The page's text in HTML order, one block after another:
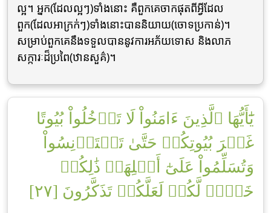
ល្អ។ អ្នក(ដែលល្អៗ)ទាំងនោះ គឺពួកគេចាកផុតពីអ្វីដែល
ពួក(ដែលអាក្រក់ៗ)ទាំងនោះបាននិយាយ(ចោទប្រកាន់)។
សម្រាប់ពួកគេនឹងទទួលបាននូវការអភ័យទោស និងលាភ
សក្ការៈដ៏ប្រពៃ(ឋានសួគ៌)។
يَٰٓأَيُّهَا ٱلَّذِينَ ءَامَنُواْ لَا تَدۡخُلُواْ بُيُوتًا
غَيۡرَ بُيُوتِكُمۡ حَتَّىٰ تَسۡتَأۡنِسُواْ
وَتُسَلِّمُواْ عَلَىٰٓ أَهۡلِهَاۚ ذَٰلِكُمۡ
خَيۡرٞ لَّكُمۡ لَعَلَّكُمۡ تَذَكَّرُونَ [٢٧]